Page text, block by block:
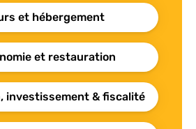
et hébergement
et restauration
investissement & fiscalité